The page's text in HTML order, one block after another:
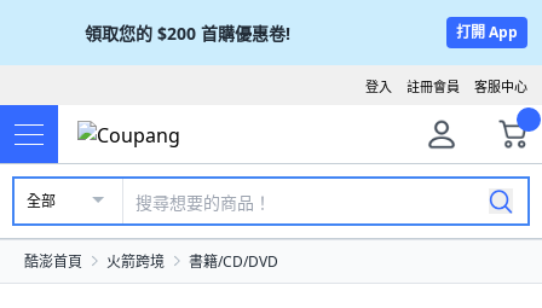
領取您的 $200 首購優惠卷! 打開 App
客服中心
註冊會員
登入
全部
酷澎首頁 火箭跨境 書籍/CD/DVD